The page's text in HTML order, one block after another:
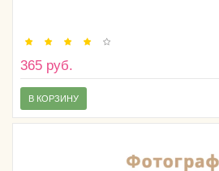
365 руб.
В КОРЗИНУ